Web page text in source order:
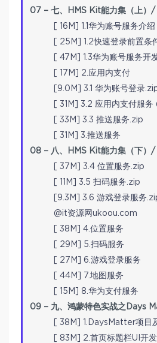
07 – 七、HMS Kit能力集（上）/
[ 16M] 1.1华为账号服务介绍
[ 25M] 1.2快速登录前置条
[ 47M] 1.3华为账号服务开
[ 17M] 2.应用内支付
[9.0M] 3.1 华为账号登录
[ 31M] 3.2 应用内支付服务
[ 33M] 3.3 推送服务.zip
[ 31M] 3.推送服务
08 – 八、HMS Kit能力集（下）/
[ 37M] 3.4 位置服务.zip
[ 11M] 3.5 扫码服务.zip
[9.3M] 3.6 游戏登录服务
@it资源网ukoou.com
[ 38M] 4.位置服务
[ 29M] 5.扫码服务
[ 27M] 6.游戏登录服务
[ 44M] 7.地图服务
[ 15M] 8.华为支付服务
09 – 九、鸿蒙特色实战之Days
[ 38M] 1.DaysMatter项目
[ 83M] 2.首页标题栏UI开发